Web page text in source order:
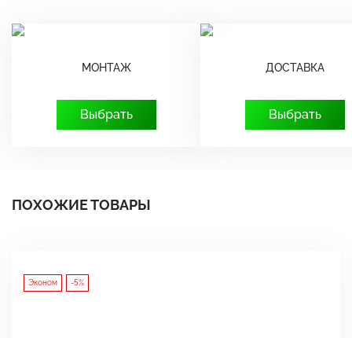
МОНТАЖ
Выбрать
ДОСТАВКА
Выбрать
ПОХОЖИЕ ТОВАРЫ
Эконом -5%